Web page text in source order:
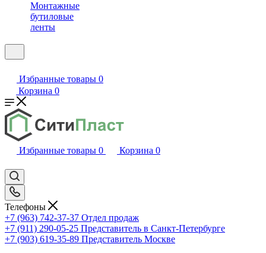
Монтажные
бутиловые
ленты
Избранные товары 0
Корзина 0
Избранные товары 0 Корзина 0
Телефоны
+7 (963) 742-37-37 Отдел продаж
+7 (911) 290-05-25 Представитель в Санкт-Петербурге
+7 (903) 619-35-89 Представитель Москве